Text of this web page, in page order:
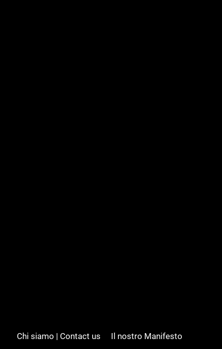
Chi siamo | Contact us Il nostro Manifesto